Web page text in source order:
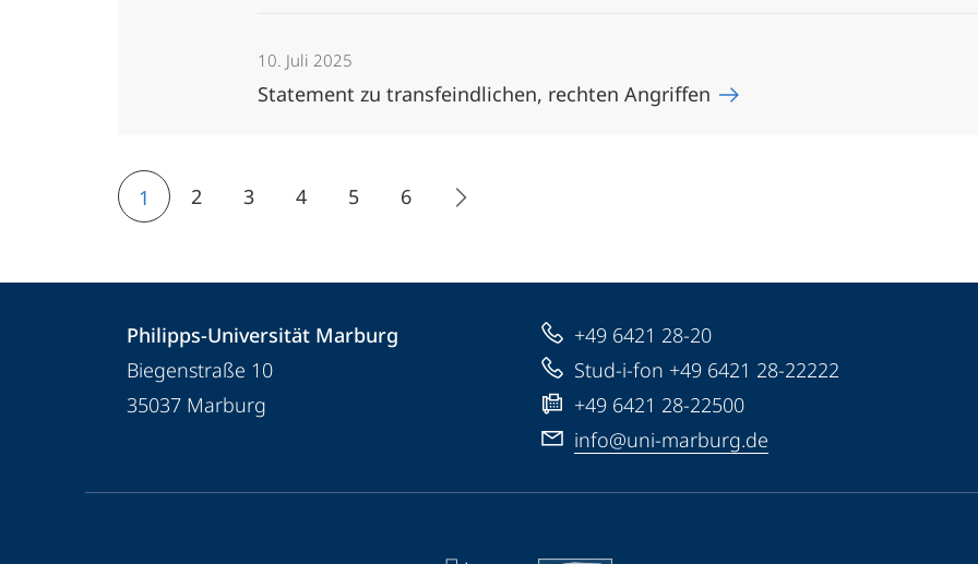
10. Juli 2025
Statement zu transfeindlichen, rechten Angriffen
1 2 3 4 5 6
Informationen
Kontaktinformationen
Philipps-
Universität
Marburg
Philipps-Universität Marburg
Biegenstraße 10
35037 Marburg
+49 6421 28-20
Stud-i-fon +49 6421 28-22222
+49 6421 28-22500
info@uni-marburg.de